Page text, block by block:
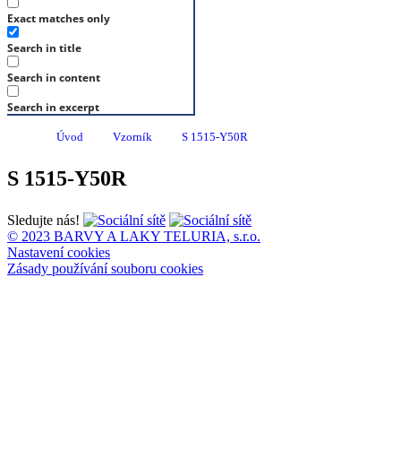
Exact matches only
Search in title
Search in content
Search in excerpt
Úvod Vzorník S 1515-Y50R
S 1515-Y50R
Sledujte nás!
© 2023 BARVY A LAKY TELURIA, s.r.o.
Nastavení cookies
Zásady používání souboru cookies